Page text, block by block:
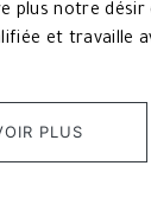
plus notre désir
et travaille
PLUS